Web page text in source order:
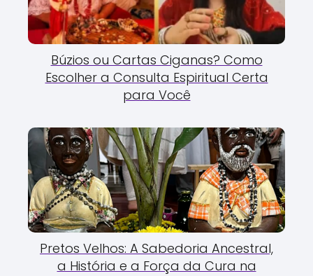
Búzios ou Cartas Ciganas? Como
Escolher a Consulta Espiritual Certa
para Você
Pretos Velhos: A Sabedoria Ancestral,
a História e a Força da Cura na